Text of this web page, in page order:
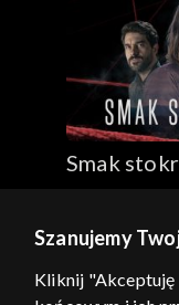
Smak
Szanujemy
Kliknij "Akceptuję